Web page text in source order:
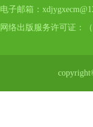
电子邮箱：
网络出版服务许可证：